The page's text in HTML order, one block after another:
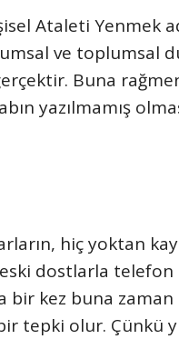
Ataleti Yenmek
ve toplumsal
Buna
yazılmamış
hiç yoktan
dostlarla telefon
bir kez buna zaman
tepki olur. Çünkü